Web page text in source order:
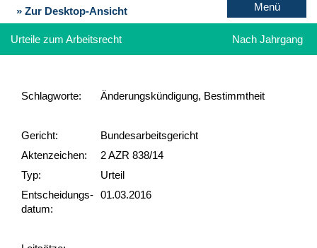
» Zur Desktop-Ansicht Menü
Urteile zum Arbeitsrecht Nach Jahrgang
Schlag­worte: Änderungskündigung, Bestimmtheit
Gericht:
Bundesarbeitsgericht
Akten­zeichen:
2 AZR 838/14
Typ:
Urteil
Ent­scheid­ungs­
datum:
01.03.2016